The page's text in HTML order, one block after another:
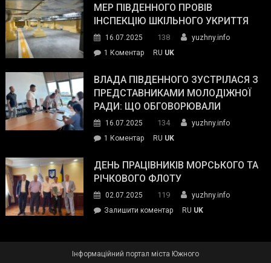
органів:
«Наш
спільний
окупанти.
Маємо
діяти
команда
ДСНС
власноруч
пожежу
у
МЕР ПІВДЕННОГО ПРОВІВ
ІНСПЕКЦІЮ ШКІЛЬНОГО УКРИТТЯ
16.07.2025 138
yuzhny.info
1 Коментардо
Південного
провів
інспекцію
укриття
RU UK
ВЛАДА ПІВДЕННОГО ЗУСТРІЛАСЯ З
ПРЕДСТАВНИКАМИ МОЛОДІЖНОЇ
РАДИ: ЩО ОБГОВОРЮВАЛИ
16.07.2025 134
yuzhny.info
1 Коментардо
Південного
зустрілася
представниками
молодіжної
обговорювали
RU UK
ДЕНЬ ПРАЦІВНИКІВ МОРСЬКОГО ТА
РІЧКОВОГО ФЛОТУ
02.07.2025 119
yuzhny.info
Залишити коментарon
RU UK
Інформаційний портал міста Южного